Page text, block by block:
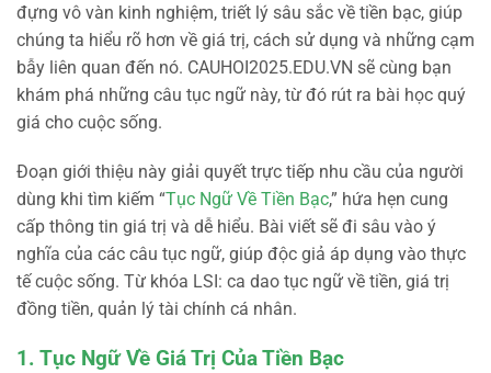
đựng vô vàn kinh nghiệm, triết lý sâu sắc về tiền bạc, giúp
chúng ta hiểu rõ hơn về giá trị, cách sử dụng và những cạm
bẫy liên quan đến nó. CAUHOI2025.EDU.VN sẽ cùng bạn
khám phá những câu tục ngữ này, từ đó rút ra bài học quý
giá cho cuộc sống.
Đoạn giới thiệu này giải quyết trực tiếp nhu cầu của người
dùng khi tìm kiếm “Tục Ngữ Về Tiền Bạc,” hứa hẹn cung
cấp thông tin giá trị và dễ hiểu. Bài viết sẽ đi sâu vào ý
nghĩa của các câu tục ngữ, giúp độc giả áp dụng vào thực
tế cuộc sống. Từ khóa LSI: ca dao tục ngữ về tiền, giá trị
đồng tiền, quản lý tài chính cá nhân.
1. Tục Ngữ Về Giá Trị Của Tiền Bạc